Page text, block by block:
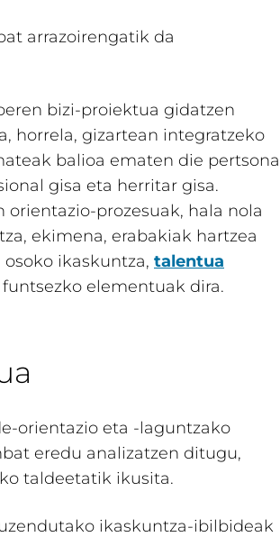
arrazoirengatik da
bizi-proiektua gidatzen
horrela, gizartean integratzeko
balioa ematen die pertsona
gisa eta herritar gisa.
orientazio-prozesuak, hala nola
ekimena, erabakiak hartzea
ikaskuntza, talentua
funtsezko elementuak dira.
orientazio eta -laguntzako
eredu analizatzen ditugu,
taldeetatik ikusita.
ikaskuntza-ibilbideak